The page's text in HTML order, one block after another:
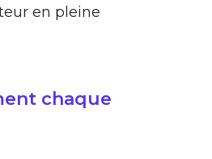
en pleine
chaque